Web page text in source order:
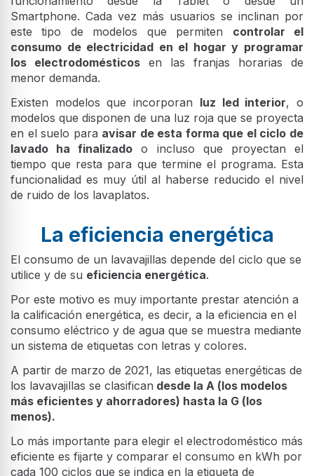
Smartphone. Cada vez más usuarios se inclinan por
este tipo de modelos que permiten controlar el
consumo de electricidad en el hogar y programar
los electrodomésticos en las franjas horarias de
menor demanda.
Existen modelos que incorporan luz led interior, o
modelos que disponen de una luz roja que se proyecta
en el suelo para avisar de esta forma que el ciclo de
lavado ha finalizado o incluso que proyectan el
tiempo que resta para que termine el programa. Esta
funcionalidad es muy útil al haberse reducido el nivel
de ruido de los lavaplatos.
La eficiencia energética
El consumo de un lavavajillas depende del ciclo que se
utilice y de su eficiencia energética.
Por este motivo es muy importante prestar atención a
la calificación energética, es decir, a la eficiencia en el
consumo eléctrico y de agua que se muestra mediante
un sistema de etiquetas con letras y colores.
A partir de marzo de 2021, las etiquetas energéticas de
los lavavajillas se clasifican desde la A (los modelos
más eficientes y ahorradores) hasta la G (los
menos).
Lo más importante para elegir el electrodoméstico más
eficiente es fijarte y comparar el consumo en kWh por
cada 100 ciclos que se indica en la etiqueta de